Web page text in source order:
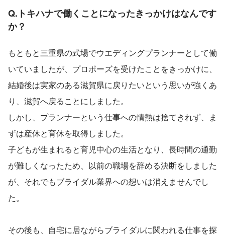
Q.トキハナで働くことになったきっかけはなんです
か？
もともと三重県の式場でウエディングプランナーとして働
いていましたが、プロポーズを受けたことをきっかけに、
結婚後は実家のある滋賀県に戻りたいという思いが強くあ
り、滋賀へ戻ることにしました。
しかし、プランナーという仕事への情熱は捨てきれず、ま
ずは産休と育休を取得しました。
子どもが生まれると育児中心の生活となり、長時間の通勤
が難しくなったため、以前の職場を辞める決断をしました
が、それでもブライダル業界への想いは消えませんでし
た。
その後も、自宅に居ながらブライダルに関われる仕事を探